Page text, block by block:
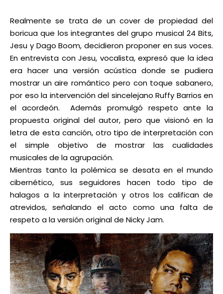
Realmente se trata de un cover de propiedad del
boricua que los integrantes del grupo musical 24 Bits,
Jesu y Dago Boom, decidieron proponer en sus voces.
En entrevista con Jesu, vocalista, expresó que la idea
era hacer una versión acústica donde se pudiera
mostrar un aire romántico pero con toque sabanero,
por eso la intervención del sincelejano Ruffy Barrios en
el acordeón. Además promulgó respeto ante la
propuesta original del autor, pero que visionó en la
letra de esta canción, otro tipo de interpretación con
el simple objetivo de mostrar las cualidades
musicales de la agrupación.
Mientras tanto la polémica se desata en el mundo
cibernético, sus seguidores hacen todo tipo de
halagos a la interpretación y otros los califican de
atrevidos, señalando el acto como una falta de
respeto a la versión original de Nicky Jam.